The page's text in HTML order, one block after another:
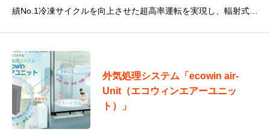
績No.1冷凍サイクルを向上させた超高率運転を実現し、輻射式の
外気処理システム「ecowin air-
Unit（エコウィンエアーユニッ
ト）」